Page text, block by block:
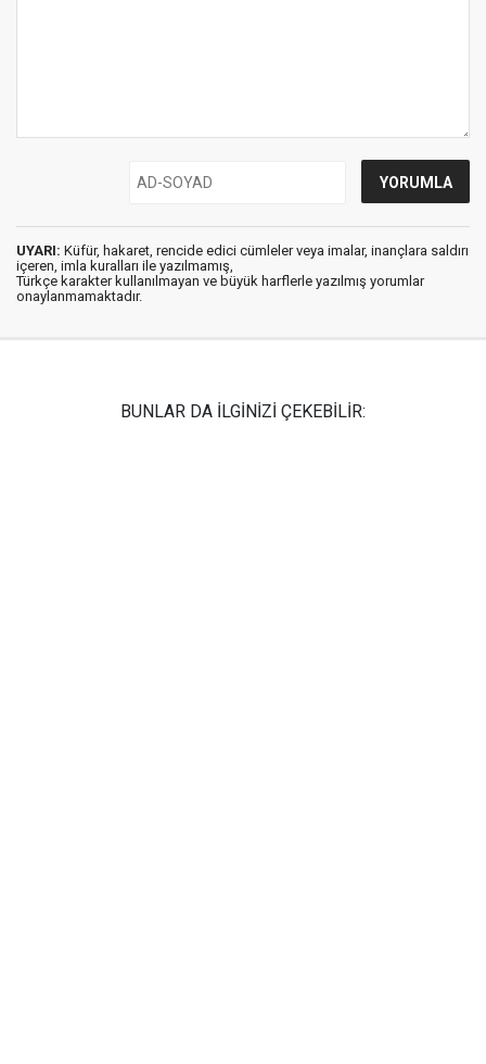
UYARI: Küfür, hakaret, rencide edici cümleler veya imalar, inançlara saldırı
içeren, imla kuralları ile yazılmamış,
Türkçe karakter kullanılmayan ve büyük harflerle yazılmış yorumlar
onaylanmamaktadır.
BUNLAR DA İLGİNİZİ ÇEKEBİLİR: